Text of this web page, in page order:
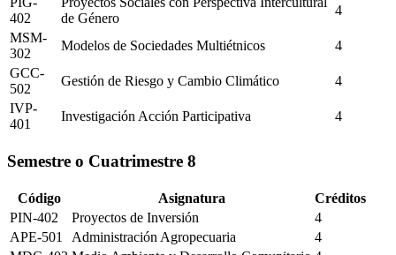
402
de Género
4
MSM-
302
Modelos de Sociedades Multiétnicos
4
GCC-
502
Gestión de Riesgo y Cambio Climático
4
IVP-
401
Investigación Acción Participativa 4
Semestre o Cuatrimestre 8
Código Asignatura
Créditos
PIN-402
Proyectos de Inversión
4
APE-501
Administración Agropecuaria
4